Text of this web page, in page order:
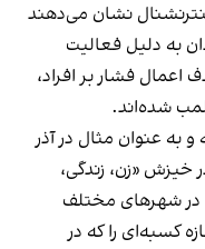
نشان می‌دهند
به دلیل فعالیت
اعمال فشار بر افراد،
شده‌اند.
به عنوان مثال در آذر
خیزش «زن، زندگی،
در شهرهای مختلف
کسبه‌ای را که در